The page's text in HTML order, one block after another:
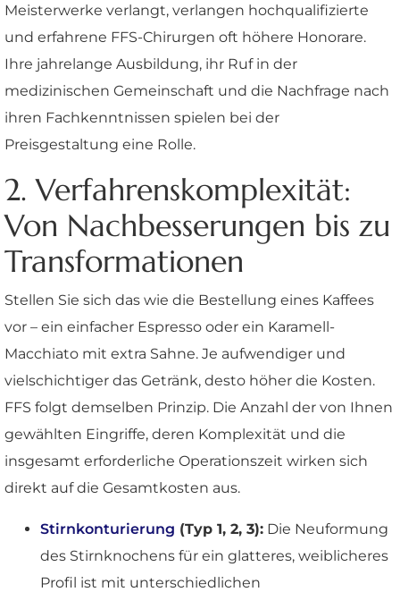
Meisterwerke verlangt, verlangen hochqualifizierte
und erfahrene FFS-Chirurgen oft höhere Honorare.
Ihre jahrelange Ausbildung, ihr Ruf in der
medizinischen Gemeinschaft und die Nachfrage nach
ihren Fachkenntnissen spielen bei der
Preisgestaltung eine Rolle.
2. Verfahrenskomplexität:
Von Nachbesserungen bis zu
Transformationen
Stellen Sie sich das wie die Bestellung eines Kaffees
vor – ein einfacher Espresso oder ein Karamell-
Macchiato mit extra Sahne. Je aufwendiger und
vielschichtiger das Getränk, desto höher die Kosten.
FFS folgt demselben Prinzip. Die Anzahl der von Ihnen
gewählten Eingriffe, deren Komplexität und die
insgesamt erforderliche Operationszeit wirken sich
direkt auf die Gesamtkosten aus.
Stirnkonturierung (Typ 1, 2, 3): Die Neuformung
des Stirnknochens für ein glatteres, weiblicheres
Profil ist mit unterschiedlichen